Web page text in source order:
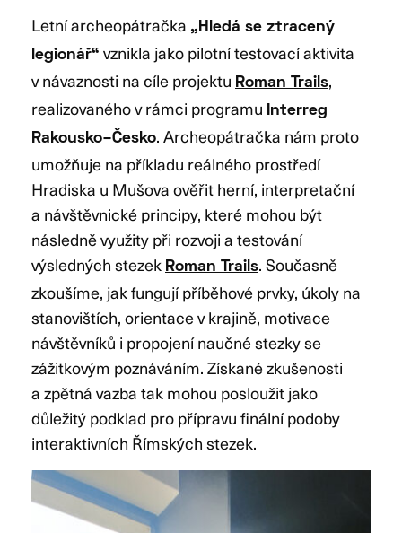
Letní archeopátračka „Hledá se ztracený
legionář“ vznikla jako pilotní testovací aktivita
v návaznosti na cíle projektu Roman Trails,
realizovaného v rámci programu Interreg
Rakousko–Česko. Archeopátračka nám proto
umožňuje na příkladu reálného prostředí
Hradiska u Mušova ověřit herní, interpretační
a návštěvnické principy, které mohou být
následně využity při rozvoji a testování
výsledných stezek Roman Trails. Současně
zkoušíme, jak fungují příběhové prvky, úkoly na
stanovištích, orientace v krajině, motivace
návštěvníků i propojení naučné stezky se
zážitkovým poznáváním. Získané zkušenosti
a zpětná vazba tak mohou posloužit jako
důležitý podklad pro přípravu finální podoby
interaktivních Římských stezek.